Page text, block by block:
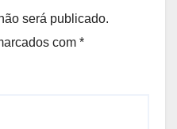
será publicado.
com *